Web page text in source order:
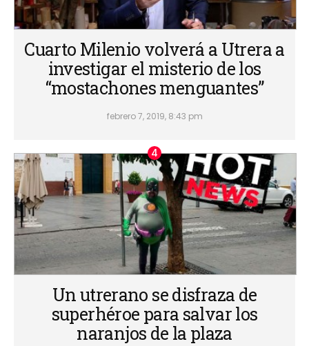
Cuarto Milenio volverá a Utrera a
investigar el misterio de los
“mostachones menguantes”
febrero 7, 2019, 8:43 pm
Un utrerano se disfraza de
superhéroe para salvar los
naranjos de la plaza